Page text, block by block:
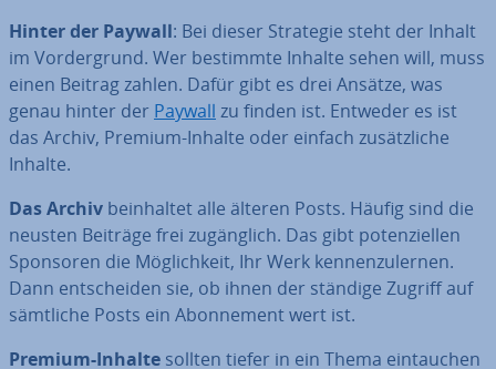
Hinter der Paywall: Bei dieser Strategie steht der Inhalt
im Vor­der­grund. Wer bestimmte Inhalte sehen will, muss
einen Beitrag zahlen. Dafür gibt es drei Ansätze, was
genau hinter der Paywall zu finden ist. Entweder es ist
das Archiv, Premium-Inhalte oder einfach zu­sätz­li­che
Inhalte.
Das Archiv be­inhal­tet alle älteren Posts. Häufig sind die
neusten Beiträge frei zu­gäng­lich. Das gibt po­ten­zi­el­len
Sponsoren die Mög­lich­keit, Ihr Werk ken­nen­zu­ler­nen.
Dann ent­schei­den sie, ob ihnen der ständige Zugriff auf
sämtliche Posts ein Abon­ne­ment wert ist.
Premium-Inhalte sollten tiefer in ein Thema ein­tau­chen